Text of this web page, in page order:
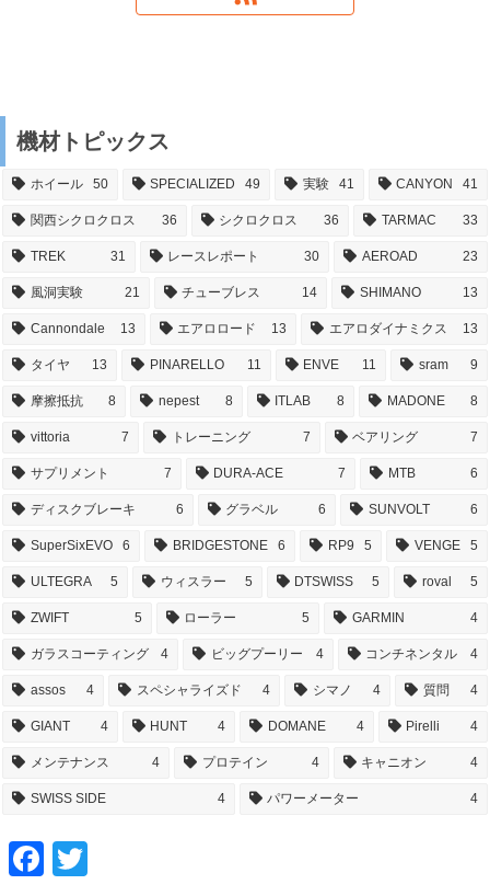
機材トピックス
ホイール 50 SPECIALIZED 49 実験 41 CANYON 41
関西シクロクロス 36 シクロクロス 36 TARMAC 33
TREK 31 レースレポート 30 AEROAD 23
風洞実験 21 チューブレス 14 SHIMANO 13
Cannondale 13 エアロロード 13 エアロダイナミクス 13
タイヤ 13 PINARELLO 11 ENVE 11 sram 9
摩擦抵抗 8 nepest 8 ITLAB 8 MADONE 8
vittoria 7 トレーニング 7 ベアリング 7
サプリメント 7 DURA-ACE 7 MTB 6
ディスクブレーキ 6 グラベル 6 SUNVOLT 6
SuperSixEVO 6 BRIDGESTONE 6 RP9 5 VENGE 5
ULTEGRA 5 ウィスラー 5 DTSWISS 5 roval 5
ZWIFT 5 ローラー 5 GARMIN 4
ガラスコーティング 4 ビッグプーリー 4 コンチネンタル 4
assos 4 スペシャライズド 4 シマノ 4 質問 4
GIANT 4 HUNT 4 DOMANE 4 Pirelli 4
メンテナンス 4 プロテイン 4 キャニオン 4
SWISS SIDE 4 パワーメーター 4
F